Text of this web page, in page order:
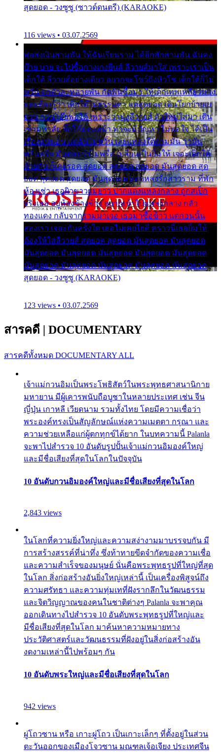
สุดยอด - วงซูซู (ซาวด์ดนตรี) (KARAOKE)
116 views • 03.07.2569
พ่อส่งเงินสามพัน ให้ฉันเรียนราม ได้อีกสักสามพัน ฉันคง
บ๊าย บาย จะไปซื้อกางเกงยีนส์ ลีวายส์มาใส่ เพราะเราเป็น
เด็กใต้ ลีวายส์อย่างเดียว อยากจะโชว์ถึงหิวโซ เด็กใต้ก็ไม่
หวั่น ตกตัวละหลายพัน กัดฟันซื้อมา ให้เด็กเทพเหลียวมอง
และต้องรู้ว่า เด็กใต้ไม่ธรรมดา แต่สุดยอด เดินโยกย้ายเย
ยวน กวนโอ๊ยพอได้ เพราะว่านุ่งลีวายส์ ตัวใหม่ใส่มา เดิน
เข้ามหาลัย จิ๊กโก๊มองหน้า ท่าจะมีปัญหา ไม่พอใจ ได้เป็น
เรื่องแน่นอน แต่ฉันไม่หวั่น เลยแหลงใต้ถามมัน ว่ามัน
พรั่นพรือ มันตอบว่าไม่พรื่อ เปลี่ยนเป็นยิ้มให้ เจอะเด็กใต้
ด้วยกัน ก็เลยรอด สุดยอด สุดยอด สุดยอด มันสุดยอด สุด
ยอด สุดยอด สุดยอด มันสุดยอด แอบหลงรักสาวราม ที่พัก
ห้องเช่า เธอผิวขาวผมยาว ปากแดงแหลงกลาง ถูกสเป็ก
จริงเธอ อยู่ห้องข้างข้าง อยากเข้าไปแหลงกลาง กลัว
ทองแดง กลับจากรามมาเจอ เธอมาซื้อข้าว แต่ก่อนนั้น
สองเรา เจอะกันครั้งใด เธอไม่เคยไยดี คราวนี้เธอยิ้มให้
ต้องให้ใส่ลีวายส์ สุดยอด สุดยอด มันสุดยอด มันสุดยอด
มันสุดยอด มันสุดยอด มันสุดยอด มันสุดยอด มันสุดยอด
มันสุดยอด มันสุดยอด มันสุดยอด มันสุดยอด มันสุดยอด
สุดยอด - วงซูซู (KARAOKE)
123 views • 03.07.2569
สารคดี | DOCUMENTARY
สารคดีทั้งหมด DOCUMENTARY ALL
เจ้าแม่กวนอิมเป็นพระโพธิสัตว์ในพระพุทธศาสนานิกาย
มหายาน มีผู้เคารพนับถือบูชาในหลายประเทศ เช่น จีน
ญี่ปุ่น เกาหลี เวียดนาม รวมทั้งไทย โดยมีความเชื่อว่า
พระองค์ทรงเป็นสัญลักษณ์แห่งความเมตตา กรุณา และ
ความช่วยเหลือแก่ผู้ตกทุกข์ได้ยาก ในบทความนี้ Palanla
จะพาไปสำรวจ 10 อันดับรูปปั้นเจ้าแม่กวนอิมองค์ใหญ่
และมีชื่อเสียงที่สุดในโลกในปัจจุบัน
10 อันดับกวนอิมองค์ใหญ่และมีชื่อเสียงที่สุดในโลก
2,843 views
ในโลกที่ความยิ่งใหญ่และความสง่างามมาบรรจบกัน มี
การสร้างสรรค์ที่น่าทึ่ง ซึ่งท้าทายขีดจำกัดของความเชื่อ
และความสำเร็จของมนุษย์ นั่นคือพระพุทธรูปที่ใหญ่ที่สุด
ในโลก สิ่งก่อสร้างอันยิ่งใหญ่เหล่านี้ เป็นเครื่องพิสูจน์ถึง
ความศรัทธา และความทุ่มเทที่ฝังรากลึกในวัฒนธรรม
และจิตวิญญาณของคนในชาติต่างๆ Palanla จะพาคุณ
ออกเดินทางไปสำรวจ 10 อันดับพระพุทธรูปที่ใหญ่และ
มีชื่อเสียงที่สุดในโลก มาค้นหาความหมายทาง
ประวัติศาสตร์และวัฒนธรรมที่ฝังอยู่ในสิ่งก่อสร้างอัน
งดงามเหล่านี้ไปพร้อมๆ กัน
10 อันดับพระใหญ่และมีชื่อเสียงที่สุดในโลก
942 views
ผู่โถวซาน หรือ เกาะผู่โถว เป็นเกาะเล็กๆ ที่ตั้งอยู่ในส่วน
ตะวันออกของเมืองโจวซาน มณฑลเจ้อเจียง ประเทศจีน